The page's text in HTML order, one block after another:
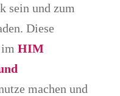
sein und zum
Diese
HIM
machen und